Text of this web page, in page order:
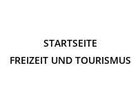
STARTSEITE
FREIZEIT UND TOURISMUS